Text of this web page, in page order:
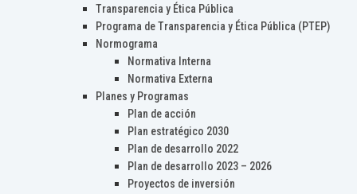
Transparencia y Ética Pública
Programa de Transparencia y Ética Pública (PTEP)
Normograma
Normativa Interna
Normativa Externa
Planes y Programas
Plan de acción
Plan estratégico 2030
Plan de desarrollo 2022
Plan de desarrollo 2023 – 2026
Proyectos de inversión